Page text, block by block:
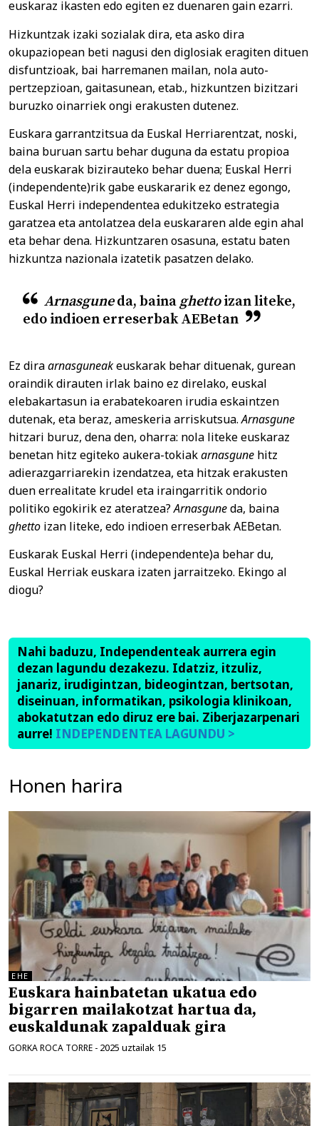
euskaraz ikasten edo egiten ez duenaren gain ezarri.
Hizkuntzak izaki sozialak dira, eta asko dira
okupaziopean beti nagusi den diglosiak eragiten dituen
disfuntzioak, bai harremanen mailan, nola auto-
pertzepzioan, gaitasunean, etab., hizkuntzen bizitzari
buruzko oinarriek ongi erakusten dutenez.
Euskara garrantzitsua da Euskal Herriarentzat, noski,
baina buruan sartu behar duguna da estatu propioa
dela euskarak bizirauteko behar duena; Euskal Herri
(independente)rik gabe euskararik ez denez egongo,
Euskal Herri independentea edukitzeko estrategia
garatzea eta antolatzea dela euskararen alde egin ahal
eta behar dena. Hizkuntzaren osasuna, estatu baten
hizkuntza nazionala izatetik pasatzen delako.
Arnasguneda, baina ghettoizan liteke,
edo indioen erreserbak AEBetan
Ez diraarnasguneakeuskarak behar dituenak, gurean
oraindik dirauten irlak baino ez direlako, euskal
elebakartasun ia erabatekoaren irudia eskaintzen
dutenak, eta beraz, ameskeria arriskutsua.Arnasgune
hitzari buruz, dena den, oharra: nola liteke euskaraz
benetan hitz egiteko aukera-tokiakarnasgune hitz
adierazgarriarekin izendatzea, eta hitzak erakusten
duen errealitate krudel eta iraingarritik ondorio
politiko egokirik ez ateratzea?Arnasguneda, baina
ghetto izan liteke, edo indioen erreserbak AEBetan.
Euskarak Euskal Herri (independente)a behar du,
Euskal Herriak euskara izaten jarraitzeko. Ekingo al
diogu?
Nahi baduzu, Independenteak aurrera egin
dezan lagundu dezakezu. Idatziz, itzuliz,
janariz, irudigintzan, bideogintzan, bertsotan,
diseinuan, informatikan, psikologia klinikoan,
abokatutzan edo diruz ere bai. Ziberjazarpenari
aurre! INDEPENDENTEA LAGUNDU >
Honen harira
EHE
Euskara hainbatetan ukatua edo
bigarren mailakotzat hartua da,
euskaldunak zapalduak gira
GORKA ROCA TORRE - 2025 uztailak 15